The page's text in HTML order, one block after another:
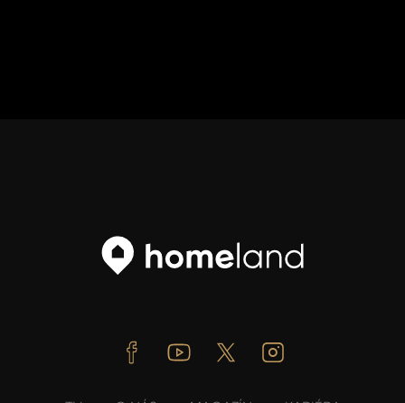
FacebookYoutube Twitter